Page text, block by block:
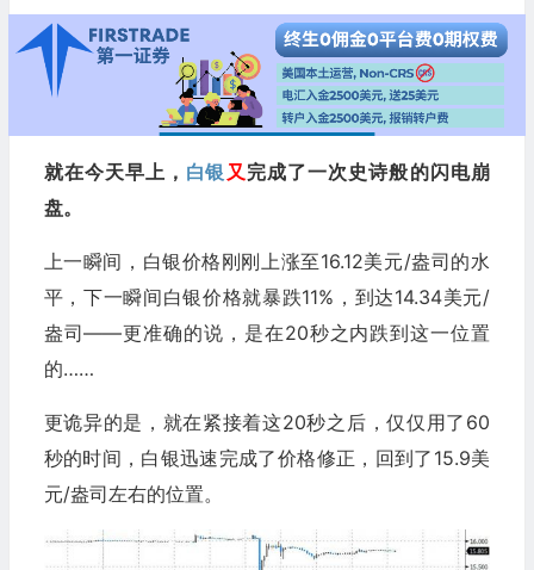
就在今天早上， 白银 又完成了一次史诗般的闪电崩
盘。
上一瞬间，白银价格刚刚上涨至16.12美元/盎司的水
平，下一瞬间白银价格就暴跌11%，到达14.34美元/
盎司——更准确的说，是在20秒之内跌到这一位置
的……
更诡异的是，就在紧接着这20秒之后，仅仅用了60
秒的时间，白银迅速完成了价格修正，回到了15.9美
元/盎司左右的位置。